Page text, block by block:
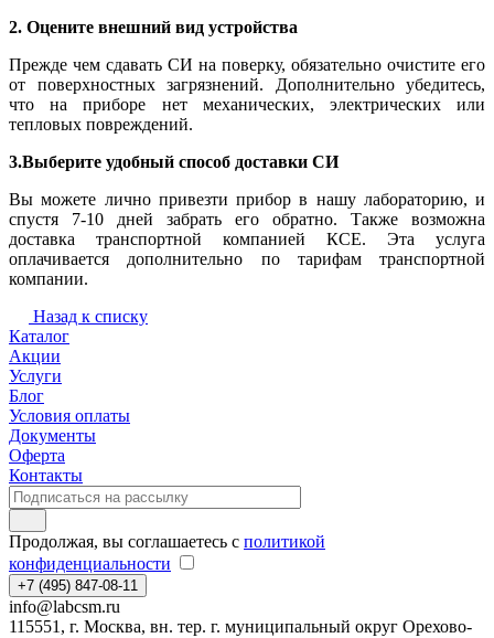
2. Оцените внешний вид устройства
Прежде чем сдавать СИ на поверку, обязательно очистите его
от поверхностных загрязнений. Дополнительно убедитесь,
что на приборе нет механических, электрических или
тепловых повреждений.
3.Выберите удобный способ доставки СИ
Вы можете лично привезти прибор в нашу лабораторию, и
спустя 7-10 дней забрать его обратно. Также возможна
доставка транспортной компанией КСЕ. Эта услуга
оплачивается дополнительно по тарифам транспортной
компании.
Назад к списку
Каталог
Акции
Услуги
Блог
Условия оплаты
Документы
Оферта
Контакты
Продолжая, вы соглашаетесь с политикой
конфиденциальности
+7 (495) 847-08-11
info@labcsm.ru
115551, г. Москва, вн. тер. г. муниципальный округ Орехово-